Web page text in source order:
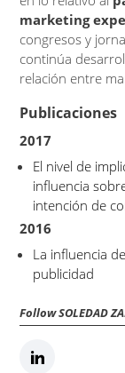
marketing
congresos y
continúa
relación entre
Publicaciones
2017
El nivel de
influencia
intención de
2016
La influencia
publicidad
Follow SOLEDAD